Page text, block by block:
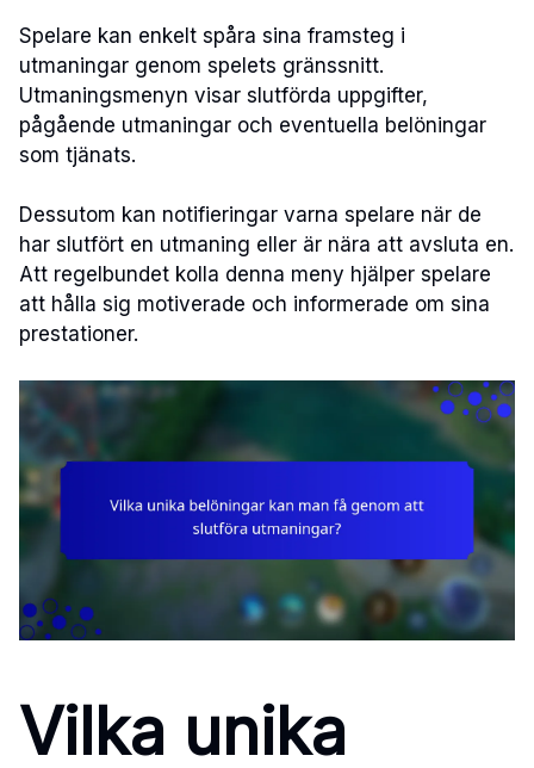
Spelare kan enkelt spåra sina framsteg i
utmaningar genom spelets gränssnitt.
Utmaningsmenyn visar slutförda uppgifter,
pågående utmaningar och eventuella belöningar
som tjänats.
Dessutom kan notifieringar varna spelare när de
har slutfört en utmaning eller är nära att avsluta en.
Att regelbundet kolla denna meny hjälper spelare
att hålla sig motiverade och informerade om sina
prestationer.
Vilka unika